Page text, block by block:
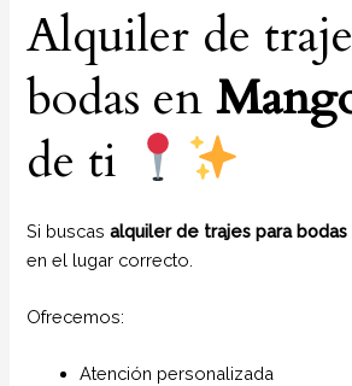
Alquiler de
bodas en
de ti
Si buscasalquiler de trajes para bodas
en el lugar correcto.
Ofrecemos:
Atención personalizada